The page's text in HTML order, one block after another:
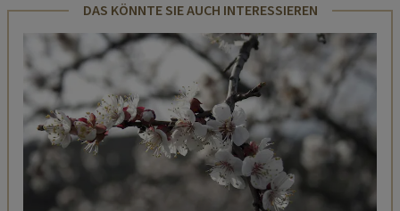
DAS KÖNNTE SIE AUCH INTERESSIEREN